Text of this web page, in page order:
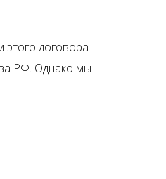
этого договора
РФ. Однако мы